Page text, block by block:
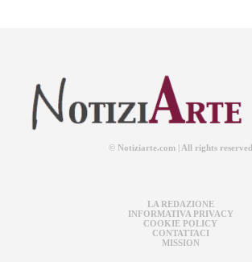
© Notiziarte.com | All rights reserved
LA REDAZIONE
INFORMATIVA PRIVACY
COOKIE POLICY
CONTATTACI
MISSION